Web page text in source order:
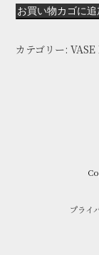
VASE-
M
個
お買い物カゴに追
カテゴリー:
プライ